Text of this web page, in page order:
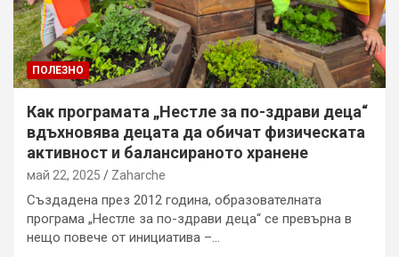
ПОЛЕЗНО
Как програмата „Нестле за по-здрави деца“
вдъхновява децата да обичат физическата
активност и балансираното хранене
май 22, 2025 Zaharche
Създадена през 2012 година, образователната
програма „Нестле за по-здрави деца“ се превърна в
нещо повече от инициатива –…